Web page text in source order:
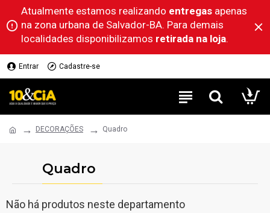
Atualmente estamos realizando entregas apenas
na zona urbana de Salvador-BA. Para demais
localidades disponibilizamos retirada na loja.
Entrar Cadastre-se
DECORAÇÕES Quadro
Quadro
Não há produtos neste departamento